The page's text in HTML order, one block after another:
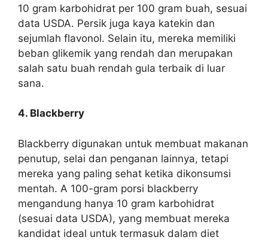
10 gram karbohidrat per 100 gram buah, sesuai
data USDA. Persik juga kaya katekin dan
sejumlah flavonol. Selain itu, mereka memiliki
beban glikemik yang rendah dan merupakan
salah satu buah rendah gula terbaik di luar
sana.
4. Blackberry
Blackberry digunakan untuk membuat makanan
penutup, selai dan penganan lainnya, tetapi
mereka yang paling sehat ketika dikonsumsi
mentah. A 100-gram porsi blackberry
mengandung hanya 10 gram karbohidrat
(sesuai data USDA), yang membuat mereka
kandidat ideal untuk termasuk dalam diet